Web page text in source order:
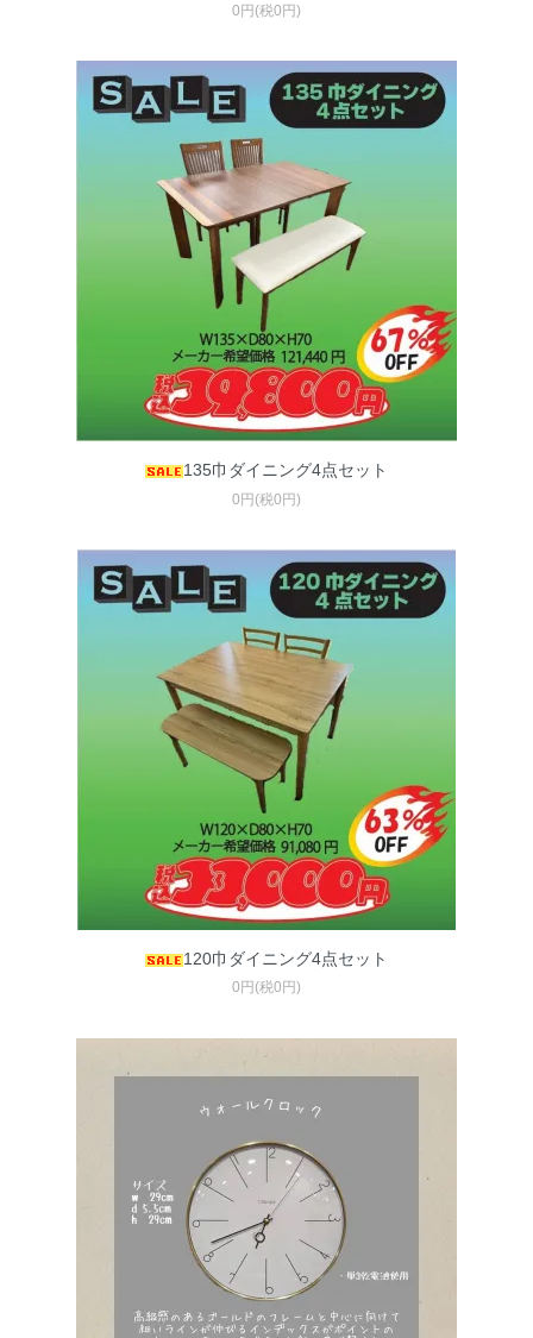
0円(税0円)
135巾ダイニング4点セット
0円(税0円)
120巾ダイニング4点セット
0円(税0円)